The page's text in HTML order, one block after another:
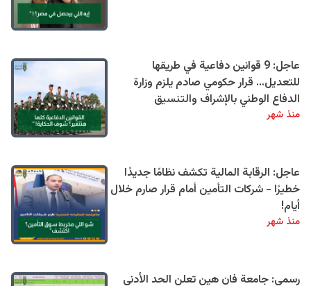
عاجل: 9 قوانين دفاعية في طريقها
للتعديل… قرار حكومي صادم يلزم وزارة
الدفاع الوطني بالإشراف والتنسيق
منذ شهر
عاجل: الرقابة المالية تكشف نظامًا جديدًا
خطيرًا - شركات التأمين أمام قرار صارم خلال
أيام!
منذ شهر
رسمي: جامعة فان هين تعلن الحد الأدنى